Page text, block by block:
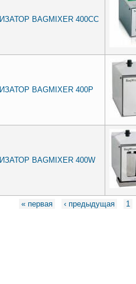
BAGMIXER 400СС
BAGMIXER 400Р
BAGMIXER 400W
« первая ‹ предыдущая 1